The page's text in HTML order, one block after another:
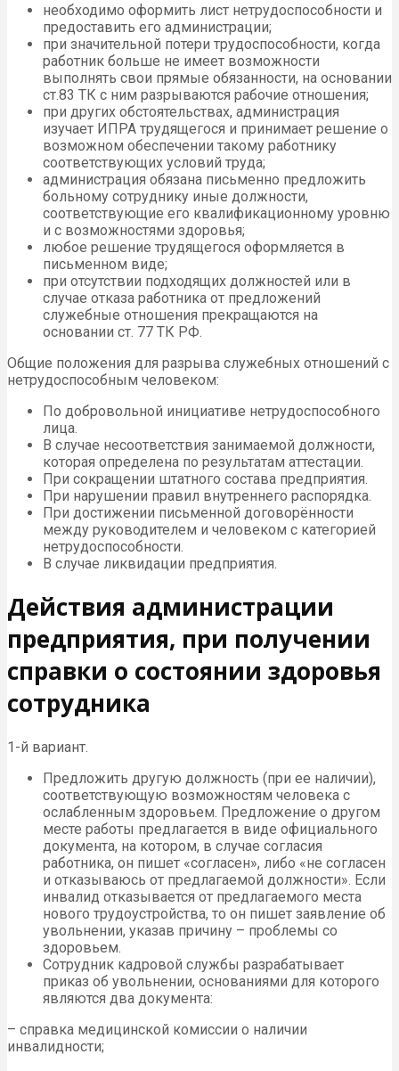
необходимо оформить лист нетрудоспособности и
предоставить его администрации;
при значительной потери трудоспособности, когда
работник больше не имеет возможности
выполнять свои прямые обязанности, на основании
ст.83 ТК с ним разрываются рабочие отношения;
при других обстоятельствах, администрация
изучает ИПРА трудящегося и принимает решение о
возможном обеспечении такому работнику
соответствующих условий труда;
администрация обязана письменно предложить
больному сотруднику иные должности,
соответствующие его квалификационному уровню
и с возможностями здоровья;
любое решение трудящегося оформляется в
письменном виде;
при отсутствии подходящих должностей или в
случае отказа работника от предложений
служебные отношения прекращаются на
основании ст. 77 ТК РФ.
Общие положения для разрыва служебных отношений с
нетрудоспособным человеком:
По добровольной инициативе нетрудоспособного
лица.
В случае несоответствия занимаемой должности,
которая определена по результатам аттестации.
При сокращении штатного состава предприятия.
При нарушении правил внутреннего распорядка.
При достижении письменной договорённости
между руководителем и человеком с категорией
нетрудоспособности.
В случае ликвидации предприятия.
Действия администрации
предприятия, при получении
справки о состоянии здоровья
сотрудника
1-й вариант.
Предложить другую должность (при ее наличии),
соответствующую возможностям человека с
ослабленным здоровьем. Предложение о другом
месте работы предлагается в виде официального
документа, на котором, в случае согласия
работника, он пишет «согласен», либо «не согласен
и отказываюсь от предлагаемой должности». Если
инвалид отказывается от предлагаемого места
нового трудоустройства, то он пишет заявление об
увольнении, указав причину – проблемы со
здоровьем.
Сотрудник кадровой службы разрабатывает
приказ об увольнении, основаниями для которого
являются два документа:
– справка медицинской комиссии о наличии
инвалидности;